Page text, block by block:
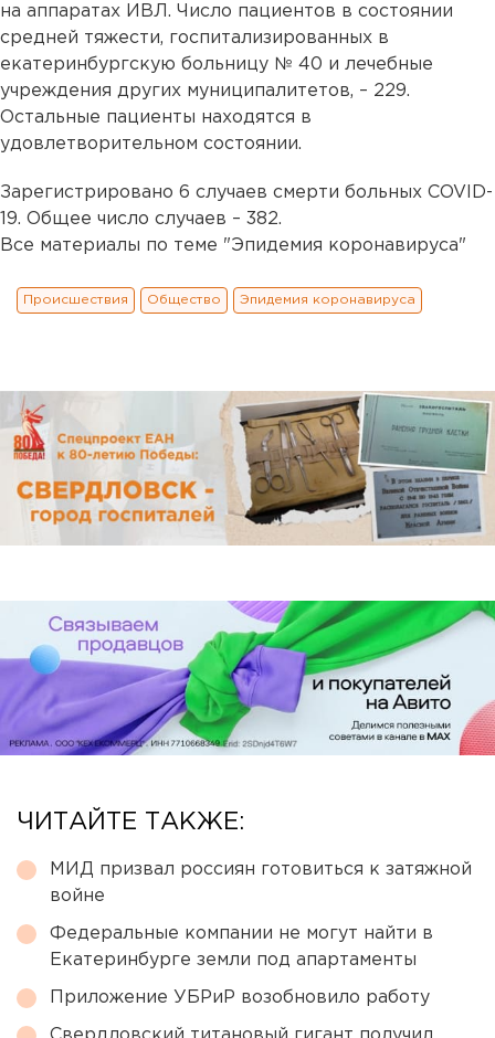
на аппаратах ИВЛ. Число пациентов в состоянии
средней тяжести, госпитализированных в
екатеринбургскую больницу № 40 и лечебные
учреждения других муниципалитетов, – 229.
Остальные пациенты находятся в
удовлетворительном состоянии.
Зарегистрировано 6 случаев смерти больных COVID-
19. Общее число случаев – 382.
Все материалы по теме "Эпидемия коронавируса"
Происшествия Общество Эпидемия коронавируса
ЧИТАЙТЕ ТАКЖЕ:
МИД призвал россиян готовиться к затяжной
войне
Федеральные компании не могут найти в
Екатеринбурге земли под апартаменты
Приложение УБРиР возобновило работу